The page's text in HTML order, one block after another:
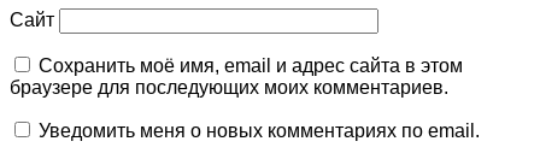
Сайт
Сохранить моё имя, email и адрес сайта в этом
браузере для последующих моих комментариев.
Уведомить меня о новых комментариях по email.